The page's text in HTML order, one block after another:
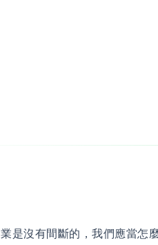
是沒有間斷的，我們應當怎